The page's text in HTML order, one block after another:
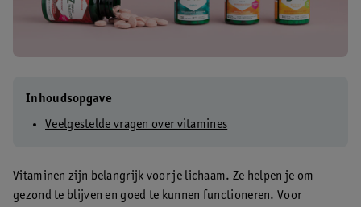
Inhoudsopgave
Veelgestelde vragen over vitamines
Vitaminen zijn belangrijk voor je lichaam. Ze helpen je om
gezond te blijven en goed te kunnen functioneren. Voor